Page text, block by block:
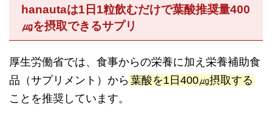
hanautaは1日1粒飲むだけで葉酸推奨量400
㎍を摂取できるサプリ
厚生労働省では、食事からの栄養に加え栄養補助食
品（サプリメント）から 葉酸を1日400㎍摂取する
ことを推奨しています。